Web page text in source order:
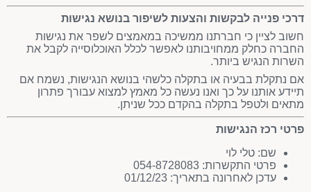
דרכי פנייה לבקשות והצעות לשיפור בנושא נגישות
חשוב לציין כי חברתנו ממשיכה במאמצים לשפר את נגישות
החברה כחלק ממחויבותנו לאפשר לכלל האוכלוסייה לקבל את
השרות הנגיש ביותר.
אם נתקלת בבעיה או בתקלה כלשהי בנושא הנגישות, נשמח אם
תיידע אותנו על כך ואנו נעשה כל מאמץ למצוא עבורך פתרון
מתאים ולטפל בתקלה בהקדם ככל שניתן.
פרטי רכז הנגישות
שם: טלי לוי
פרטי התקשרות: 054-8728083
עדכן לאחרונה בתאריך: 01/12/23